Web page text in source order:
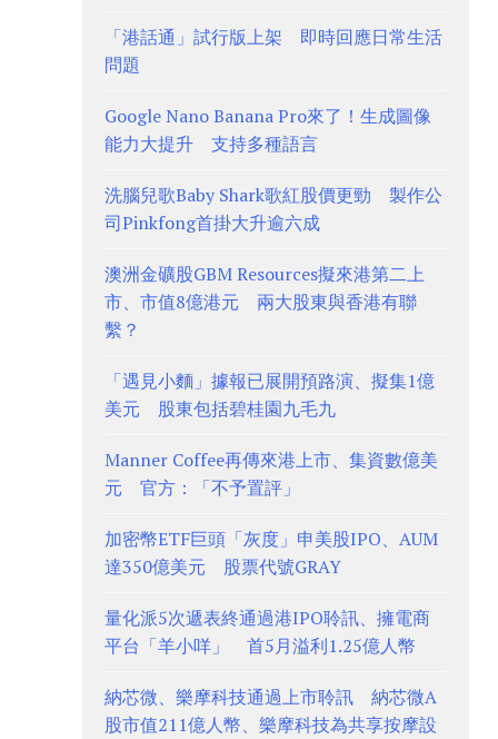
「港話通」試行版上架 即時回應日常生活
問題
Google Nano Banana Pro來了！生成圖像
能力大提升 支持多種語言
洗腦兒歌Baby Shark歌紅股價更勁 製作公
司Pinkfong首掛大升逾六成
澳洲金礦股GBM Resources擬來港第二上
市、市值8億港元 兩大股東與香港有聯
繫？
「遇見小麵」據報已展開預路演、擬集1億
美元 股東包括碧桂園九毛九
Manner Coffee再傳來港上市、集資數億美
元 官方：「不予置評」
加密幣ETF巨頭「灰度」申美股IPO、AUM
達350億美元 股票代號GRAY
量化派5次遞表終通過港IPO聆訊、擁電商
平台「羊小咩」 首5月溢利1.25億人幣
納芯微、樂摩科技通過上市聆訊 納芯微A
股市值211億人幣、樂摩科技為共享按摩設